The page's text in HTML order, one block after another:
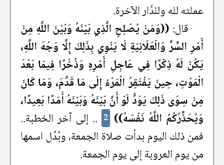
عملته لله وللدَّار الآخرة.
قال: ((وَمَنْ يُصْلِحِ الَّذِي بَيْنَهُ وَبَيْنَ اللَّهِ مِنْ
أَمْرِ السِّرِّ وَالْعَلَانِيَةِ لَا يَنْوِي بِذَلِكَ إِلَّا وَجْهَ اللَّهِ،
يَكُنْ لَهُ ذِكْرًا فِي عَاجِلِ أَمْرِهِ وَذُخْرًا فِيمَا بَعْدَ
الْمَوْتِ، حِينَ يَفْتَقِرُ الْمَرْءُ إِلَى مَا قَدَّمَ، وَمَا كَانَ
مِنْ سِوَى ذَلِكَ يَوَدُّ لَوْ أَنَّ بَيْنَهُ وَبَيْنَهُ أَمَدًا بَعِيدًا،
وَيُحَذِّرُكُمُ اللَّهُ نَفْسَهُ)) 2 .. إلى آخر الخطبة..
فمن ذلك اليوم بدأت صلاة الجمعة، وبُدِّل اسمها
من يوم العروبة إلى يوم الجمعة.